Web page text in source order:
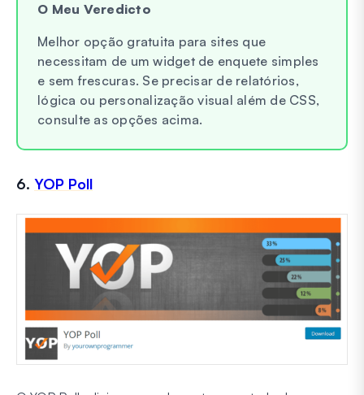
O Meu Veredicto
Melhor opção gratuita para sites que
necessitam de um widget de enquete simples
e sem frescuras. Se precisar de relatórios,
lógica ou personalização visual além de CSS,
consulte as opções acima.
6. YOP Poll